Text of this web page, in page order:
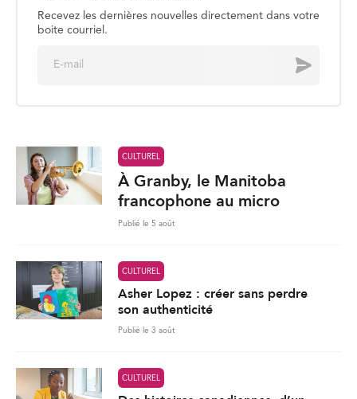
Recevez les dernières nouvelles directement dans votre
boite courriel.
Envoyer
CULTUREL
À Granby, le Manitoba
francophone au micro
Publié le 5 août
CULTUREL
Asher Lopez : créer sans perdre
son authenticité
Publié le 3 août
CULTUREL